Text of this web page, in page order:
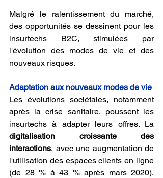
Malgré le ralentissement du marché,
des opportunités se dessinent pour les
insurtechs B2C, stimulées par
l'évolution des modes de vie et des
nouveaux risques.
Adaptation aux nouveaux modes de vie
Les évolutions sociétales, notamment
après la crise sanitaire, poussent les
digitalisation croissante des
interactions, avec une augmentation de
l'utilisation des espaces clients en ligne
(de 28 % à 43 % après mars 2020),